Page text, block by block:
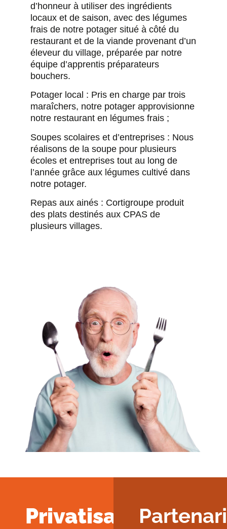
d’honneur à utiliser des ingrédients
locaux et de saison, avec des légumes
frais de notre potager situé à côté du
restaurant et de la viande provenant d’un
éleveur du village, préparée par notre
équipe d’apprentis préparateurs
bouchers.
Potager local : Pris en charge par trois
maraîchers, notre potager approvisionne
notre restaurant en légumes frais ;
Soupes scolaires et d’entreprises : Nous
réalisons de la soupe pour plusieurs
écoles et entreprises tout au long de
l’année grâce aux légumes cultivé dans
notre potager.
Repas aux ainés : Cortigroupe produit
des plats destinés aux CPAS de
plusieurs villages.
Privatisation